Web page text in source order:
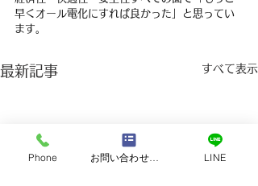
早くオール電化にすれば良かった」と思ってい
ます。
最新記事 すべて表示
Phone お問い合わせフォーム LINE